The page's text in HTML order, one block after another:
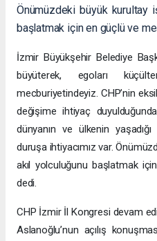
Önümüzdeki büyük kurultay
başlatmak için en güçlü ve
İzmir Büyükşehir Belediye
büyüterek, egoları
mecburiyetindeyiz. CHP’nin
değişime ihtiyaç
dünyanın ve ülkenin
duruşa ihtiyacımız var.
akıl yolculuğunu başlatmak
dedi.
CHP İzmir İl Kongresi devam
Aslanoğlu’nun açılış